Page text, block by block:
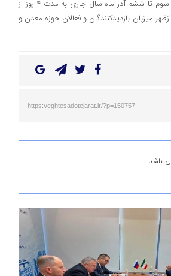
نمایشگاه ایران کانماین از سوم تا ششم آذر ماه سال جاری به مدت ۴ روز از
صبح الی ۱۵ بعدازظهر میزبان بازدیدکنندگان و فعالان حوزه معدن و
https://eghtesadotejarat.ir/?p=150757
باشد.